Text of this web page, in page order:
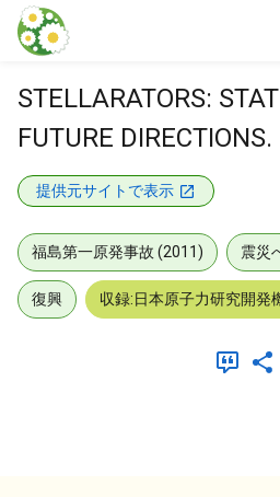
本文に飛ぶ
STELLARATORS:
FUTURE DIRECTIONS.
提供元サイトで表示
福島第一原発事故 (2011) 震災
復興 収録:日本原子力研究開発